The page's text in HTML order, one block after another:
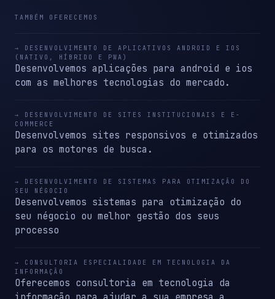
TAMBÉM OFERECEMOS
→ DESENVOLVIMENTO DE APLICATIVOS ANDROID E IOS
(NATIVO, HÍBRIDO E PWA)
Desenvolvemos aplicações para android e ios
com as melhores tecnologias do mercado.
→ DESENVOLVIMENTO DE SITES INSTITUCIONAIS E E-
COMMERCE
Desenvolvemos sites responsivos e otimizados
para os motores de busca.
→ DESENVOLVIMENTO DE SISTEMAS PARA OTIMIZAÇÃO DO
SEU NÉGOCIO
Desenvolvemos sistemas para otimização do
seu négocio ou melhor gestão dos seus
processo
→ CONSULTORIA ESPECIALIDADE EM TECNOLOGIA DA
INFORMAÇÃO
Oferecemos consultoria em tecnologia da